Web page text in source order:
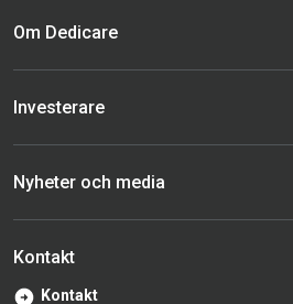
Om Dedicare
Investerare
Nyheter och media
Kontakt
Kontakt